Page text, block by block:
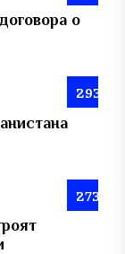
о
293
273